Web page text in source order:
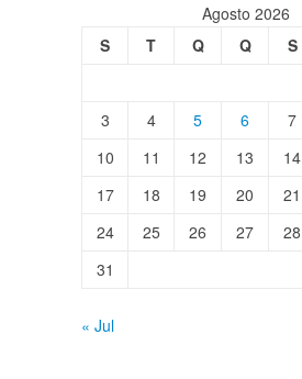
Agosto 2026
S
T Q Q S
3
4 5 6 7
10
11 12 13 14
17
18 19 20 21
24
25 26 27 28
31
« Jul